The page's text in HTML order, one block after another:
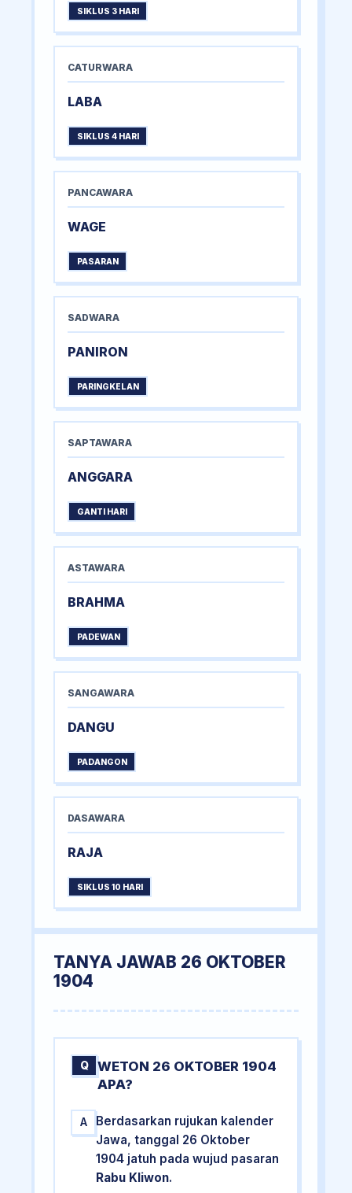
SIKLUS 3 HARI
CATURWARA
LABA
SIKLUS 4 HARI
PANCAWARA
WAGE
PASARAN
SADWARA
PANIRON
PARINGKELAN
SAPTAWARA
ANGGARA
GANTI HARI
ASTAWARA
BRAHMA
PADEWAN
SANGAWARA
DANGU
PADANGON
DASAWARA
RAJA
SIKLUS 10 HARI
TANYA JAWAB 26 OKTOBER
1904
Q
WETON 26 OKTOBER 1904
APA?
A
Berdasarkan rujukan kalender
Jawa, tanggal 26 Oktober
1904 jatuh pada wujud pasaran
Rabu Kliwon.